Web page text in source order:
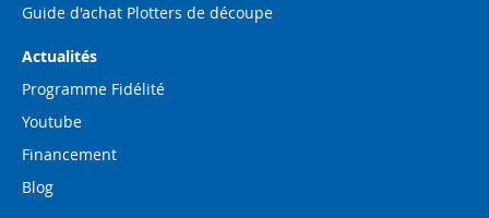
Guide d'achat Plotters de découpe
Actualités
Programme Fidélité
Youtube
Financement
Blog